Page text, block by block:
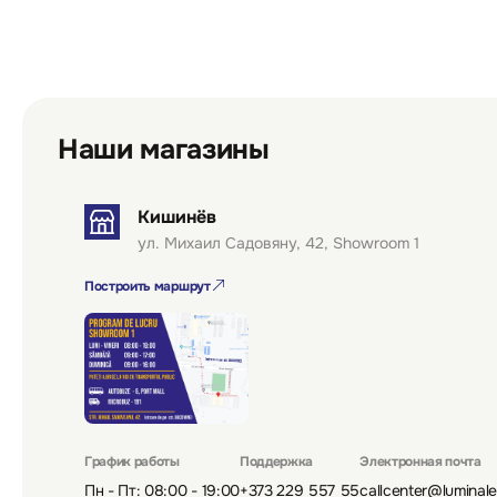
Наши магазины
Кишинёв
ул. Михаил Садовяну, 42, Showroom 1
Построить маршрут
График работы
Пн - Пт: 08:00 - 19:00
Поддержка
+373 229 557 55
Электронная почта